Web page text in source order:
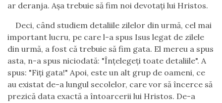
ar deranja. Aşa trebuie să fim noi devotaţi lui Hristos.
Deci, când studiem detaliile zilelor din urmă, cel mai
important lucru, pe care l-a spus Isus legat de zilele
din urmă, a fost că trebuie să fim gata. El mereu a spus
asta, n-a spus niciodată: "Înţelegeţi toate detaliile". A
spus: "Fiţi gata!" Apoi, este un alt grup de oameni, ce
au existat de-a lungul secolelor, care vor să încerce să
prezică data exactă a întoarcerii lui Hristos. De-a